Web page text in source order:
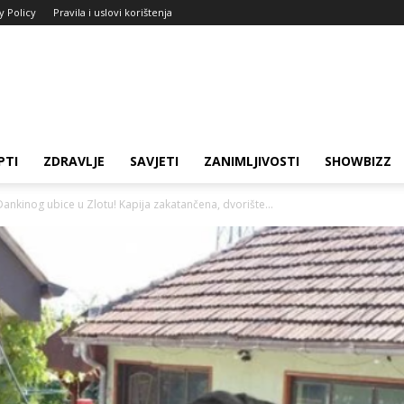
Policy Pravila i uslovi korištenja
ZDRAVLJE SAVJETI ZANIMLJIVOSTI SHOWBIZZ
ubice u Zlotu! Kapija zakatančena, dvorište...